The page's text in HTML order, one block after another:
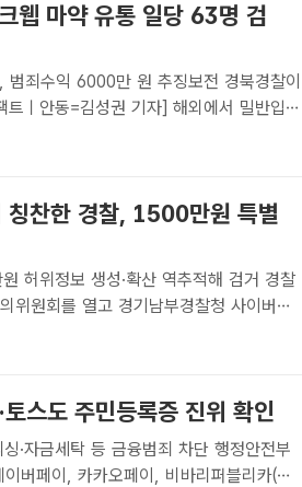
웹 마약 유통 일당 63명 검
익 6000만 원 추징보전 경북경찰이
ㅣ안동=김성권 기자] 해외에서 밀반입한
으로 유통하고, 도심 아파트에서 대마를
칭찬한 경찰, 1500만원 특별
위정보 생성·확산 역추적해 검거 경찰
위원회를 열고 경기남부경찰청 사이버범
특별성과 포상금 1500만원 지급 대상으
토스도 주민등록증 진위 확인
세탁 등 금융범죄 차단 행정안전부
버페이, 카카오페이, 비바리퍼블리카(토